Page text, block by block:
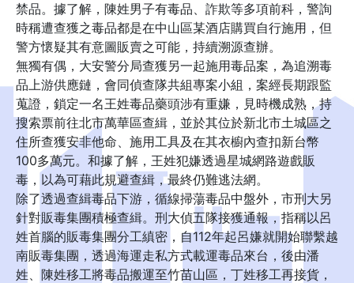
禁品。據了解，陳姓男子有毒品、詐欺等多項前科，警詢
時稱遭查獲之毒品都是在中山區某酒店購買自行施用，但
警方懷疑其有意圖販賣之可能，持續溯源查辦。
無獨有偶，大安警分局查獲另一起施用毒品案，為追溯毒
品上游供應鏈，會同偵查隊共組專案小組，案經長期跟監
蒐證，鎖定一名王姓毒品藥頭涉有重嫌，見時機成熟，持
搜索票前往北市萬華區查緝，並於其位於新北市土城區之
住所查獲安非他命、施用工具及在其衣櫥內查扣新台幣
100多萬元。和據了解，王姓犯嫌透過星城網路遊戲販
毒，以為可藉此規避查緝，最終仍難逃法網。
除了透過查緝毒品下游，循線掃蕩毒品中盤外，市刑大另
針對販毒集團積極查緝。刑大偵五隊接獲通報，指稱以呂
姓首腦的販毒集團分工縝密，自112年起呂嫌就開始聯繫越
南販毒集團，透過海運走私方式載運毒品來台，後由潘
姓、陳姓移工將毒品搬運至竹苗山區，丁姓移工再接貨，